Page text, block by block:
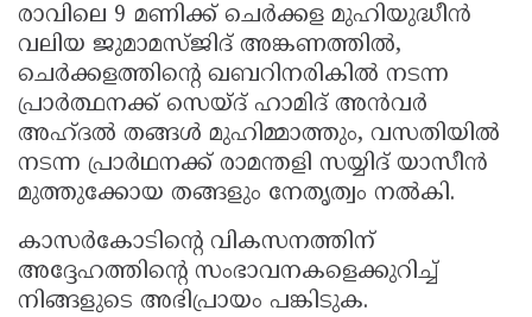
രാവിലെ 9 മണിക്ക് ചെർക്കള മുഹിയുദ്ധീൻ
വലിയ ജുമാമസ്ജിദ് അങ്കണത്തിൽ,
ചെർക്കളത്തിന്റെ ഖബറിനരികിൽ നടന്ന
പ്രാർത്ഥനക്ക് സെയ്ദ് ഹാമിദ് അൻവർ
അഹ്ദൽ തങ്ങൾ മുഹിമ്മാത്തും, വസതിയിൽ
നടന്ന പ്രാർഥനക്ക് രാമന്തളി സയ്യിദ് യാസീൻ
മുത്തുക്കോയ തങ്ങളും നേതൃത്വം നൽകി.
കാസർകോടിന്റെ വികസനത്തിന്
അദ്ദേഹത്തിന്റെ സംഭാവനകളെക്കുറിച്ച്
നിങ്ങളുടെ അഭിപ്രായം പങ്കിടുക.